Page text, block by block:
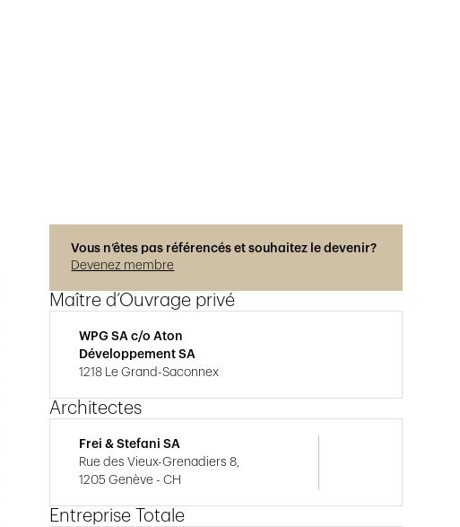
Vous n’êtes pas référencés et souhaitez le devenir?
Devenez membre
Maître d’Ouvrage privé
WPG SA c/o Aton
Développement SA
1218 Le Grand-Saconnex
Architectes
Frei & Stefani SA
Rue des Vieux-Grenadiers 8,
1205 Genève - CH
Entreprise Totale